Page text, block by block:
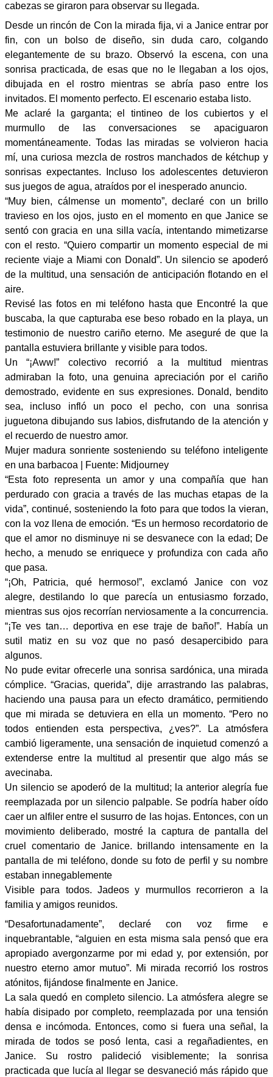
cabezas se giraron para observar su llegada.
Desde un rincón de Con la mirada fija, vi a Janice entrar por
fin, con un bolso de diseño, sin duda caro, colgando
elegantemente de su brazo. Observó la escena, con una
sonrisa practicada, de esas que no le llegaban a los ojos,
dibujada en el rostro mientras se abría paso entre los
invitados. El momento perfecto. El escenario estaba listo.
Me aclaré la garganta; el tintineo de los cubiertos y el
murmullo de las conversaciones se apaciguaron
momentáneamente. Todas las miradas se volvieron hacia
mí, una curiosa mezcla de rostros manchados de kétchup y
sonrisas expectantes. Incluso los adolescentes detuvieron
sus juegos de agua, atraídos por el inesperado anuncio.
“Muy bien, cálmense un momento”, declaré con un brillo
travieso en los ojos, justo en el momento en que Janice se
sentó con gracia en una silla vacía, intentando mimetizarse
con el resto. “Quiero compartir un momento especial de mi
reciente viaje a Miami con Donald”. Un silencio se apoderó
de la multitud, una sensación de anticipación flotando en el
aire.
Revisé las fotos en mi teléfono hasta que Encontré la que
buscaba, la que capturaba ese beso robado en la playa, un
testimonio de nuestro cariño eterno. Me aseguré de que la
pantalla estuviera brillante y visible para todos.
Un “¡Aww!” colectivo recorrió a la multitud mientras
admiraban la foto, una genuina apreciación por el cariño
demostrado, evidente en sus expresiones. Donald, bendito
sea, incluso infló un poco el pecho, con una sonrisa
juguetona dibujando sus labios, disfrutando de la atención y
el recuerdo de nuestro amor.
Mujer madura sonriente sosteniendo su teléfono inteligente
en una barbacoa | Fuente: Midjourney
“Esta foto representa un amor y una compañía que han
perdurado con gracia a través de las muchas etapas de la
vida”, continué, sosteniendo la foto para que todos la vieran,
con la voz llena de emoción. “Es un hermoso recordatorio de
que el amor no disminuye ni se desvanece con la edad; De
hecho, a menudo se enriquece y profundiza con cada año
que pasa.
“¡Oh, Patricia, qué hermoso!”, exclamó Janice con voz
alegre, destilando lo que parecía un entusiasmo forzado,
mientras sus ojos recorrían nerviosamente a la concurrencia.
“¡Te ves tan… deportiva en ese traje de baño!”. Había un
sutil matiz en su voz que no pasó desapercibido para
algunos.
No pude evitar ofrecerle una sonrisa sardónica, una mirada
cómplice. “Gracias, querida”, dije arrastrando las palabras,
haciendo una pausa para un efecto dramático, permitiendo
que mi mirada se detuviera en ella un momento. “Pero no
todos entienden esta perspectiva, ¿ves?”. La atmósfera
cambió ligeramente, una sensación de inquietud comenzó a
extenderse entre la multitud al presentir que algo más se
avecinaba.
Un silencio se apoderó de la multitud; la anterior alegría fue
reemplazada por un silencio palpable. Se podría haber oído
caer un alfiler entre el susurro de las hojas. Entonces, con un
movimiento deliberado, mostré la captura de pantalla del
cruel comentario de Janice. brillando intensamente en la
pantalla de mi teléfono, donde su foto de perfil y su nombre
estaban innegablemente
Visible para todos. Jadeos y murmullos recorrieron a la
familia y amigos reunidos.
“Desafortunadamente”, declaré con voz firme e
inquebrantable, “alguien en esta misma sala pensó que era
apropiado avergonzarme por mi edad y, por extensión, por
nuestro eterno amor mutuo”. Mi mirada recorrió los rostros
atónitos, fijándose finalmente en Janice.
La sala quedó en completo silencio. La atmósfera alegre se
había disipado por completo, reemplazada por una tensión
densa e incómoda. Entonces, como si fuera una señal, la
mirada de todos se posó lenta, casi a regañadientes, en
Janice. Su rostro palideció visiblemente; la sonrisa
practicada que lucía al llegar se desvaneció más rápido que